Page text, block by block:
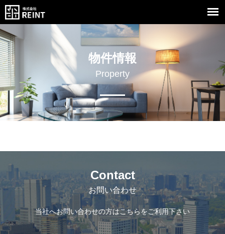
物件情報
Property
Contact
お問い合わせ
当社へお問い合わせの方はこちらをご利用下さい